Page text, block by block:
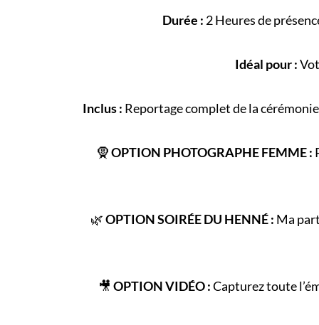
Durée : 2 Heures de
Idéal pour :
Inclus : Reportage complet de lacérémonie
🧕OPTION PHOTOGRAPHE FEMME :
🌿OPTION SOIRÉE DU HENNÉ : Ma
🎥 OPTION VIDÉO :Capturez toute